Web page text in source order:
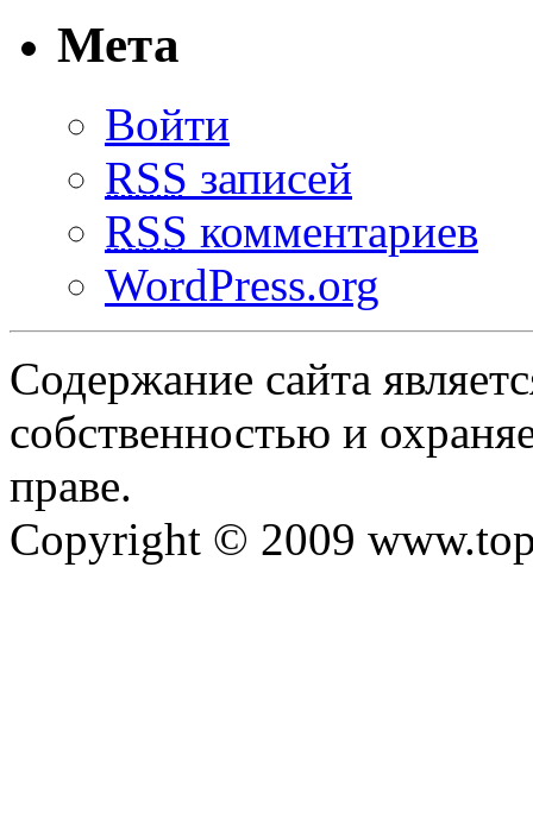
Мета
Войти
RSS записей
RSS комментариев
WordPress.org
Содержание сайта
собственностью и
праве.
Copyright © 2009